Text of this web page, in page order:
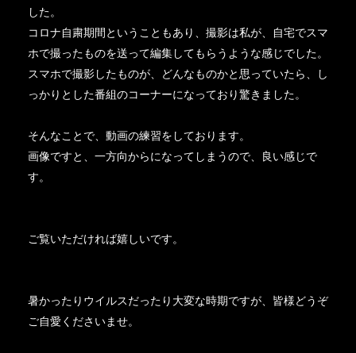
した。
コロナ自粛期間ということもあり、撮影は私が、自宅でスマ
ホで撮ったものを送って編集してもらうような感じでした。
スマホで撮影したものが、どんなものかと思っていたら、し
っかりとした番組のコーナーになっており驚きました。
そんなことで、動画の練習をしております。
画像ですと、一方向からになってしまうので、良い感じで
す。
ご覧いただければ嬉しいです。
暑かったりウイルスだったり大変な時期ですが、皆様どうぞ
ご自愛くださいませ。